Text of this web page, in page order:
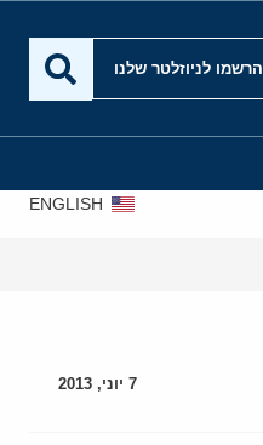
הרשמו לניוזלטר שלנו
ENGLISH
7 יוני, 2013